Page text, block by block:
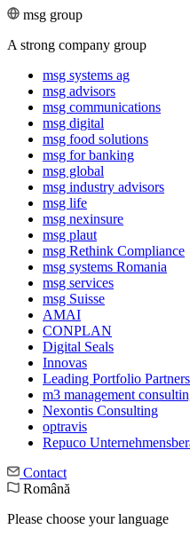
msg group
A strong company group
msg systems ag
msg advisors
msg commu­ni­ca­tions
msg digital
msg food solutions
msg for banking
msg global
msg industry advisors
msg life
msg nexinsure
msg plaut
msg Rethink Compli­ance
msg systems Romania
msg services
msg Suisse
AMAI
CONPLAN
Digital Seals
Innovas
Leading Port­folio Partners
m3 manage­ment
Nexontis Consulting
optravis
Repuco
Contact
Română
Please choose your language